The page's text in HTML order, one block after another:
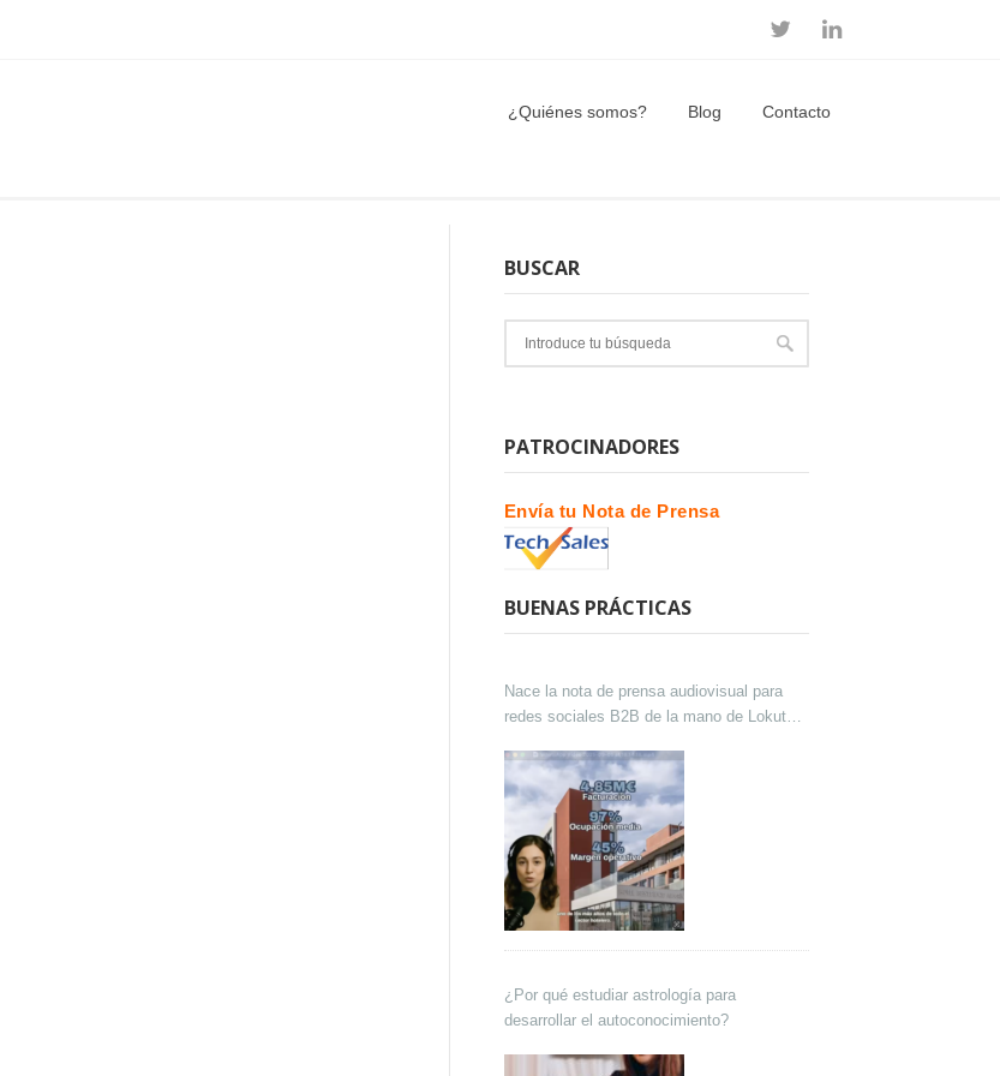
¿Quiénes somos? Blog Contacto
BUSCAR
PATROCINADORES
Envía tu Nota de Prensa
BUENAS PRÁCTICAS
Nace la nota de prensa audiovisual para
redes sociales B2B de la mano de Lokutor
¿Por qué estudiar astrología para
desarrollar el autoconocimiento?